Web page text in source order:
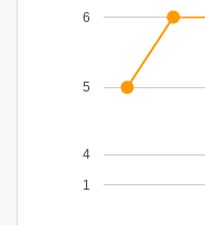
1
4
5
6